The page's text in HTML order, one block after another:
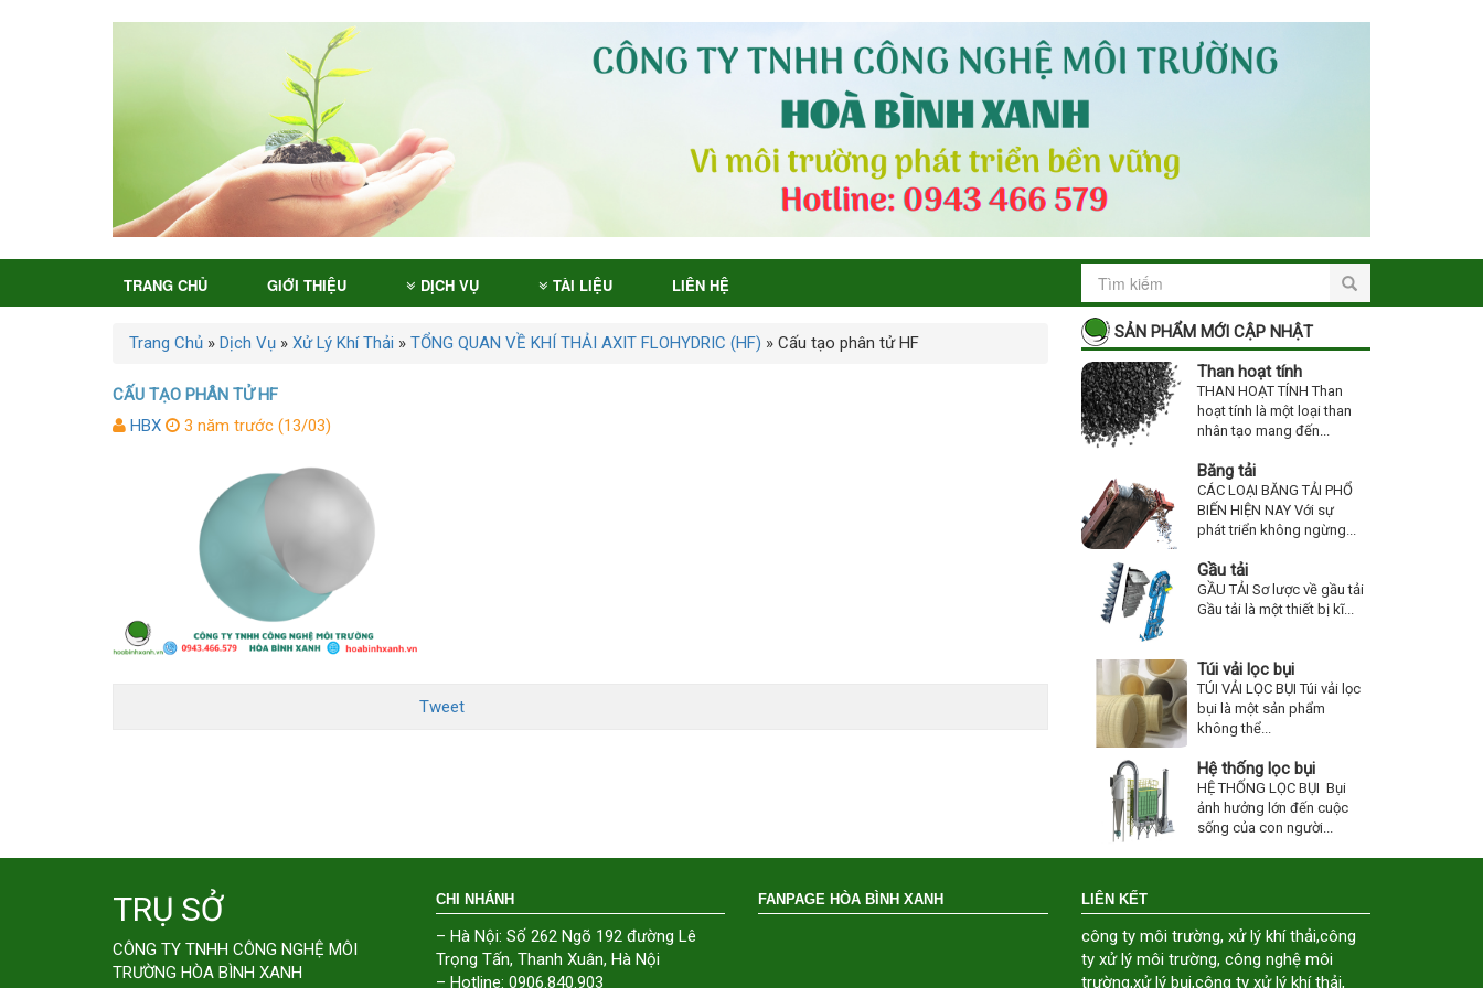
TRANG CHỦ GIỚI THIỆU DỊCH VỤ TÀI LIỆU LIÊN HỆ
Trang Chủ » Dịch Vụ » Xử Lý Khí Thải » TỔNG QUAN VỀ KHÍ THẢI AXIT FLOHYDRIC (HF) » Cấu tạo phân tử HF
CẤU TẠO PHÂN TỬ HF
HBX
3 năm trước (13/03)
Tweet
SẢN PHẨM MỚI CẬP NHẬT
Than hoạt tính
THAN HOẠT TÍNH Than
hoạt tính là một loại than
nhân tạo mang đến...
Băng tải
CÁC LOẠI BĂNG TẢI PHỔ
BIẾN HIỆN NAY Với sự
phát triển không ngừng...
Gầu tải
GẦU TẢI Sơ lược về gầu tải
Gầu tải là một thiết bị kĩ...
Túi vải lọc bụi
TÚI VẢI LỌC BỤI Túi vải lọc
bụi là một sản phẩm
không thể...
Hệ thống lọc bụi
HỆ THỐNG LỌC BỤI Bụi
ảnh hưởng lớn đến cuộc
sống của con người...
TRỤ SỞ
CÔNG TY TNHH CÔNG NGHỆ MÔI
TRƯỜNG HÒA BÌNH XANH
CHI NHÁNH
– Hà Nội: Số 262 Ngõ 192 đường Lê
Trọng Tấn, Thanh Xuân, Hà Nội
– Hotline: 0906.840.903
FANPAGE HÒA BÌNH XANH LIÊN KẾT
công ty môi trường, xử lý khí thải,công
ty xử lý môi trường, công nghệ môi
trường,xử lý bụi,công ty xử lý khí thải,